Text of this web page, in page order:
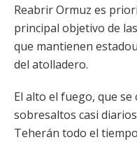
Reabrir Ormuz es
principal objetivo de
que mantienen
del atolladero.
El alto el fuego, que
sobresaltos casi
Teherán todo el